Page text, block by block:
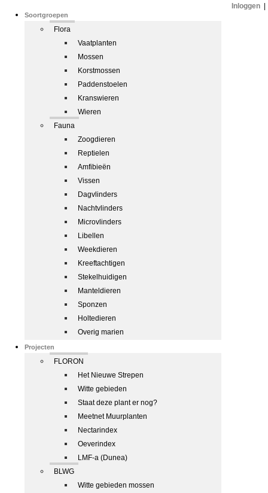
Soortgroepen
Flora
Vaatplanten
Mossen
Korstmossen
Paddenstoelen
Kranswieren
Wieren
Fauna
Zoogdieren
Reptielen
Amfibieën
Vissen
Dagvlinders
Nachtvlinders
Microvlinders
Libellen
Weekdieren
Kreeftachtigen
Stekelhuidigen
Manteldieren
Sponzen
Holtedieren
Overig marien
Projecten
FLORON
Het Nieuwe Strepen
Witte gebieden
Staat deze plant er nog?
Meetnet Muurplanten
Nectarindex
Oeverindex
LMF-a (Dunea)
BLWG
Witte gebieden mossen
Inloggen